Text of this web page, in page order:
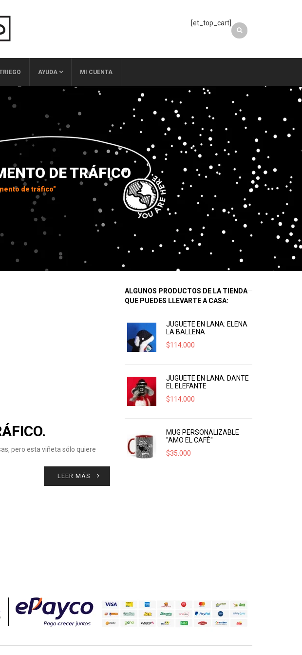
[et_top_cart]
AYUDA MI CUENTA
DE TRÁFICO
de tráfico"
pero esta viñeta sólo quiere
LEER MÁS
ALGUNOS PRODUCTOS DE LA TIENDA
QUE PUEDES LLEVARTE A CASA:
JUGUETE EN LANA: ELENA
LA BALLENA
$114.000
JUGUETE EN LANA: DANTE
EL ELEFANTE
$114.000
MUG PERSONALIZABLE
"AMO EL CAFÉ"
$35.000